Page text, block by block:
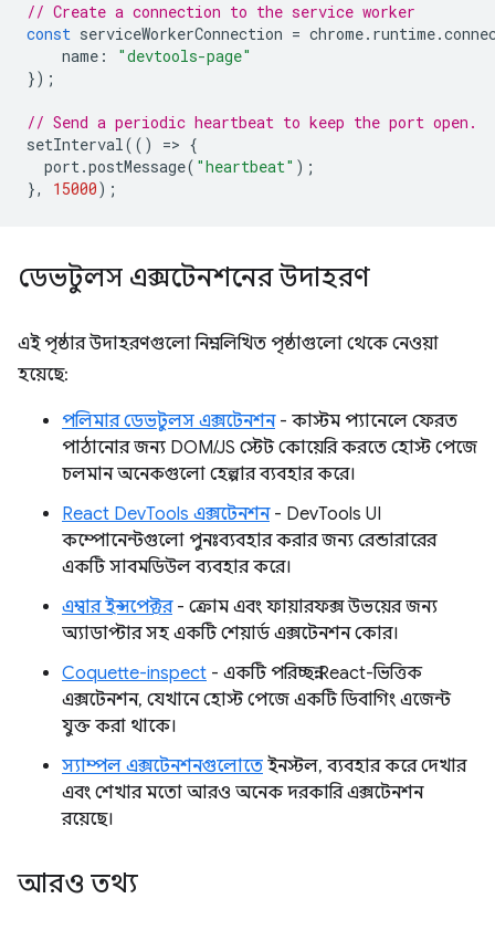
// Create a connection to the service worker
const serviceWorkerConnection = chrome. runtime.
name :
"devtools-page"
});
// Send a periodic heartbeat to keep the port open.
setInterval(() => {
port.postMessage( "heartbeat" );
},
15000);
ডেভটুলস এক্সটেনশনের উদাহরণ
এই পৃষ্ঠার উদাহরণগুলো নিম্নলিখিত পৃষ্ঠাগুলো থেকে নেওয়া
হয়েছে:
পলিমার ডেভটুলস এক্সটেনশন- কাস্টম প্যানেলে ফেরত
পাঠানোর জন্য DOM/JS স্টেট কোয়েরি করতে হোস্ট পেজে
চলমান অনেকগুলো হেল্পার ব্যবহার করে।
React DevTools এক্সটেনশন- DevTools UI
কম্পোনেন্টগুলো পুনঃব্যবহার করার জন্য রেন্ডারারের
একটি সাবমডিউল ব্যবহার করে।
এম্বার ইন্সপেক্টর- ক্রোম এবং ফায়ারফক্স উভয়ের জন্য
অ্যাডাপ্টার সহ একটি শেয়ার্ড এক্সটেনশন কোর।
Coquette-inspect - একটি পরিচ্ছন্ন React-ভিত্তিক
এক্সটেনশন, যেখানে হোস্ট পেজে একটি ডিবাগিং এজেন্ট
যুক্ত করা থাকে।
স্যাম্পল এক্সটেনশনগুলোতে ইনস্টল, ব্যবহার করে দেখার
এবং শেখার মতো আরও অনেক দরকারি এক্সটেনশন
রয়েছে।
আরও তথ্য